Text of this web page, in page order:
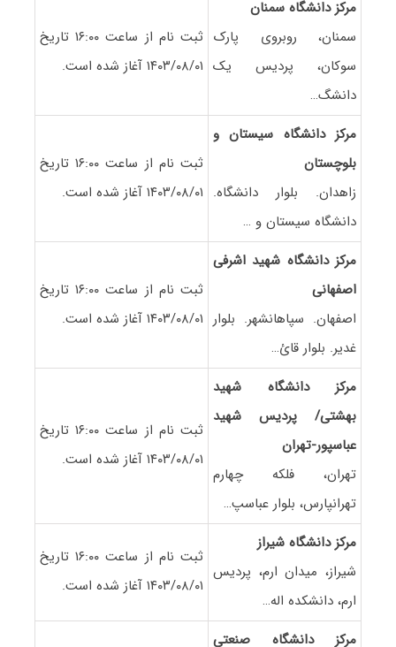
مرکز دانشگاه سمنان
سمنان، روبروی پارک
سوکان، پردیس یک
دانشگ…
ثبت نام از ساعت ۱۶:۰۰ تاریخ
۱۴۰۳/۰۸/۰۱ آغاز شده است.
مرکز دانشگاه سیستان و
بلوچستان
زاهدان. بلوار دانشگاه.
دانشگاه سیستان و …
ثبت نام از ساعت ۱۶:۰۰ تاریخ
۱۴۰۳/۰۸/۰۱ آغاز شده است.
مرکز دانشگاه شهید اشرفی
اصفهانی
اصفهان. سپاهانشهر. بلوار
غدیر. بلوار قائ…
ثبت نام از ساعت ۱۶:۰۰ تاریخ
۱۴۰۳/۰۸/۰۱ آغاز شده است.
مرکز دانشگاه شهید
بهشتی/ پردیس شهید
عباسپور-تهران
تهران، فلکه چهارم
تهرانپارس، بلوار عباسپ…
ثبت نام از ساعت ۱۶:۰۰ تاریخ
۱۴۰۳/۰۸/۰۱ آغاز شده است.
مرکز دانشگاه شیراز
شیراز، میدان ارم، پردیس
ارم، دانشکده اله…
ثبت نام از ساعت ۱۶:۰۰ تاریخ
۱۴۰۳/۰۸/۰۱ آغاز شده است.
مرکز دانشگاه صنعتی